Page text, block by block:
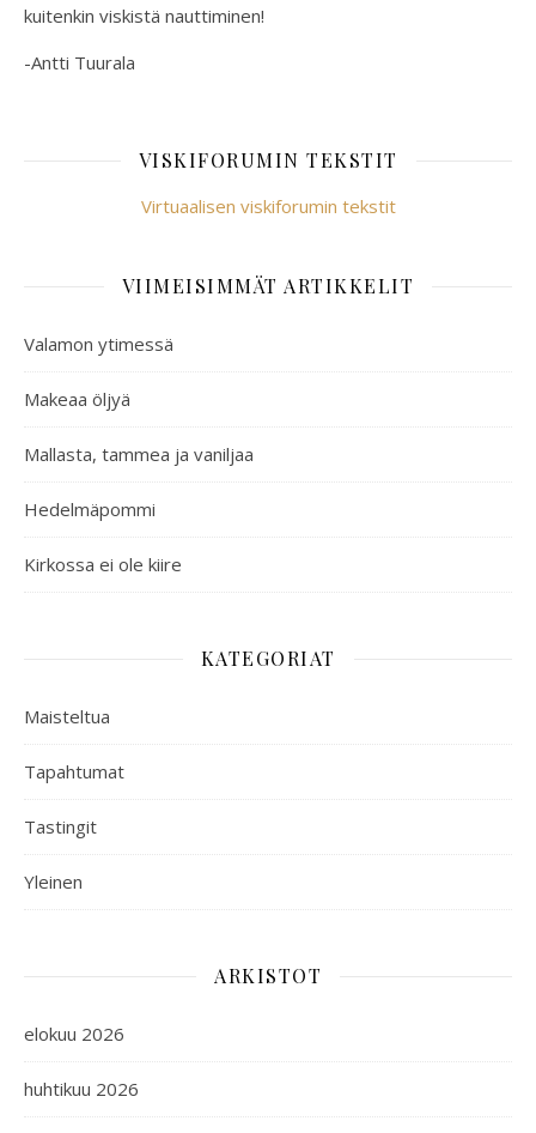
kuitenkin viskistä nauttiminen!
-Antti Tuurala
VISKIFORUMIN TEKSTIT
Virtuaalisen viskiforumin tekstit
VIIMEISIMMÄT ARTIKKELIT
Valamon ytimessä
Makeaa öljyä
Mallasta, tammea ja vaniljaa
Hedelmäpommi
Kirkossa ei ole kiire
KATEGORIAT
Maisteltua
Tapahtumat
Tastingit
Yleinen
ARKISTOT
elokuu 2026
huhtikuu 2026